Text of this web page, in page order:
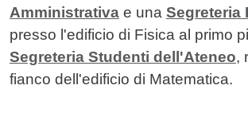
Amministrativa e una Segreteria
presso l'edificio di Fisica al primo
Segreteria Studenti dell'Ateneo,
fianco dell'edificio di Matematica.